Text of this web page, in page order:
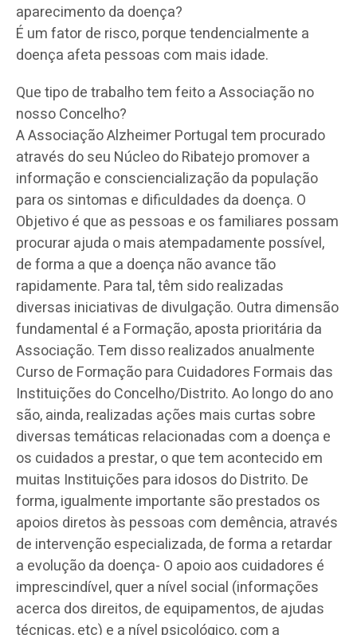
aparecimento da doença?
É um fator de risco, porque tendencialmente a
doença afeta pessoas com mais idade.
Que tipo de trabalho tem feito a Associação no
nosso Concelho?
A Associação Alzheimer Portugal tem procurado
através do seu Núcleo do Ribatejo promover a
informação e consciencialização da população
para os sintomas e dificuldades da doença. O
Objetivo é que as pessoas e os familiares possam
procurar ajuda o mais atempadamente possível,
de forma a que a doença não avance tão
rapidamente. Para tal, têm sido realizadas
diversas iniciativas de divulgação. Outra dimensão
fundamental é a Formação, aposta prioritária da
Associação. Tem disso realizados anualmente
Curso de Formação para Cuidadores Formais das
Instituições do Concelho/Distrito. Ao longo do ano
são, ainda, realizadas ações mais curtas sobre
diversas temáticas relacionadas com a doença e
os cuidados a prestar, o que tem acontecido em
muitas Instituições para idosos do Distrito. De
forma, igualmente importante são prestados os
apoios diretos às pessoas com demência, através
de intervenção especializada, de forma a retardar
a evolução da doença- O apoio aos cuidadores é
imprescindível, quer a nível social (informações
acerca dos direitos, de equipamentos, de ajudas
técnicas, etc) e a nível psicológico, com a